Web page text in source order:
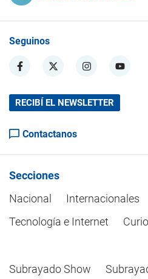
Seguinos
RECIBÍ EL NEWSLETTER
Contactanos
Secciones
Nacional
Internacionales
Tecnología e Internet
Subrayado Show